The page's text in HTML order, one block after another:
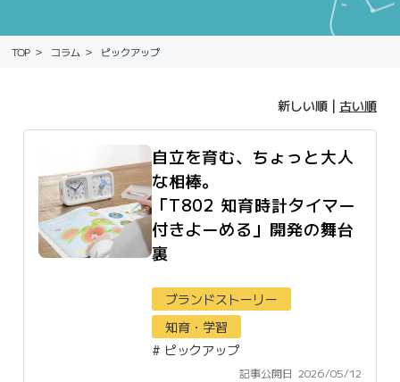
TOP コラム ピックアップ
新しい順 | 古い順
自立を育む、ちょっと大人
な相棒。
「T802 知育時計タイマー
付きよーめる」開発の舞台
裏
ブランドストーリー
知育・学習
# ピックアップ
記事公開日 2026/05/12